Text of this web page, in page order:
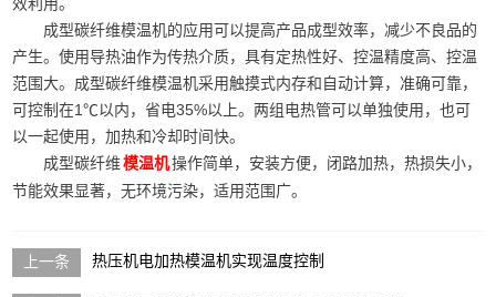
效利用。
成型碳纤维模温机的应用可以提高产品成型效率，减少不良品的
产生。使用导热油作为传热介质，具有定热性好、控温精度高、控温
范围大。成型碳纤维模温机采用触摸式内存和自动计算，准确可靠，
可控制在1℃以内，省电35%以上。两组电热管可以单独使用，也可
以一起使用，加热和冷却时间快。
成型碳纤维模温机操作简单，安装方便，闭路加热，热损失小，
节能效果显著，无环境污染，适用范围广。
热压机电加热模温机实现温度控制